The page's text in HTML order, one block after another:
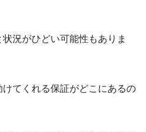
況がひどい可能性もありま
てくれる保証がどこにあるの